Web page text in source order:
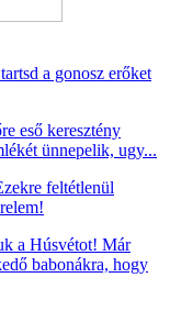
a gonosz erőket
eső keresztény
ünnepelik, ugy...
feltétlenül
a Húsvétot! Már
babonákra, hogy